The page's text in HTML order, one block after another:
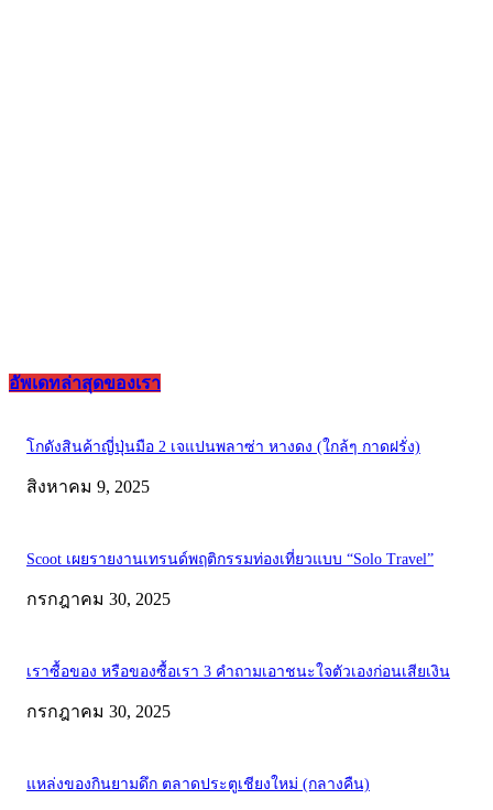
อัพเดทล่าสุดของเรา
โกดังสินค้าญี่ปุ่นมือ 2 เจแปนพลาซ่า หางดง (ใกล้ๆ กาดฝรั่ง)
สิงหาคม 9, 2025
Scoot เผยรายงานเทรนด์พฤติกรรมท่องเที่ยวแบบ “Solo Travel”
กรกฎาคม 30, 2025
เราซื้อของ หรือของซื้อเรา 3 คำถามเอาชนะใจตัวเองก่อนเสียเงิน
กรกฎาคม 30, 2025
แหล่งของกินยามดึก ตลาดประตูเชียงใหม่ (กลางคืน)